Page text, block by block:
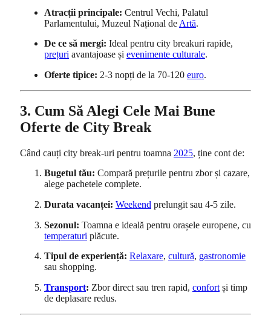
Atracții principale: Centrul Vechi, Palatul
Parlamentului, Muzeul Național de Artă.
De ce să mergi: Ideal pentru city breakuri rapide,
prețuri avantajoase și evenimente culturale.
Oferte tipice: 2-3 nopți de la 70-120 euro.
3. Cum Să Alegi Cele Mai Bune
Oferte de City Break
Când cauți city break-uri pentru toamna 2025, ține cont de:
Bugetul tău: Compară prețurile pentru zbor și cazare,
alege pachetele complete.
Durata vacanței: Weekend prelungit sau 4-5 zile.
Sezonul: Toamna e ideală pentru orașele europene, cu
temperaturi plăcute.
Tipul de experiență: Relaxare, cultură, gastronomie
sau shopping.
Transport: Zbor direct sau tren rapid, confort și timp
de deplasare redus.